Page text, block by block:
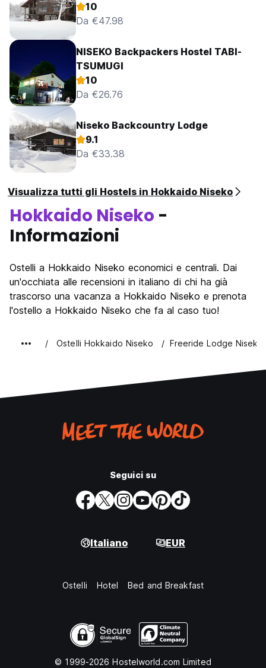
10
Da €47.98
NISEKO Backpackers Hostel TABI-
TSUMUGI
10
Da €26.76
Niseko Backcountry Lodge
9.1
Da €33.38
Visualizza tutti gli Hostels in Hokkaido Niseko
Hokkaido Niseko -
Informazioni
Ostelli a Hokkaido Niseko economici e centrali. Dai
un'occhiata alle recensioni in italiano di chi ha già
trascorso una vacanza a Hokkaido Niseko e prenota
l'ostello a Hokkaido Niseko che fa al caso tuo!
Ostelli Hokkaido Niseko Freeride Lodge
Seguici su
Italiano EUR
Ostelli Hotel Bed and Breakfast
© 1999-2026 Hostelworld.com Limited